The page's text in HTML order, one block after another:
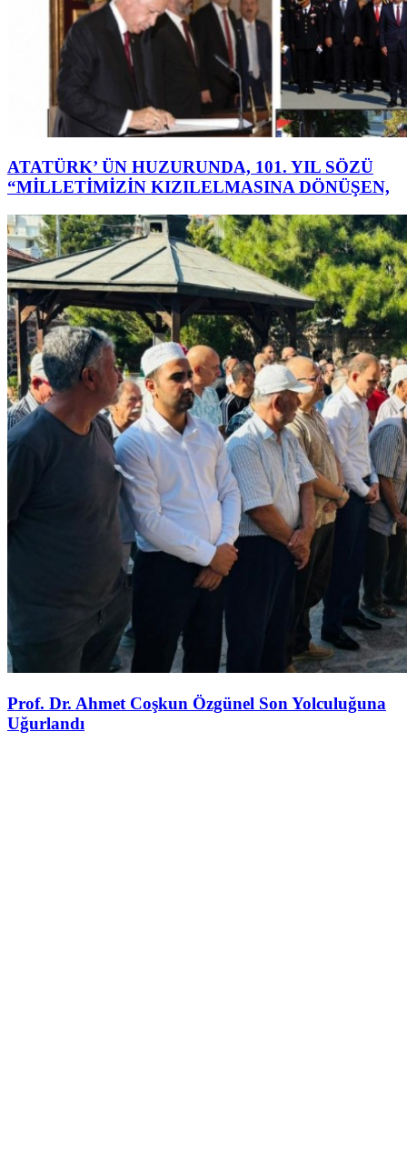
ATATÜRK’ ÜN HUZURUNDA, 101. YIL SÖZÜ
“MİLLETİMİZİN KIZILELMASINA DÖNÜŞEN,
Prof. Dr. Ahmet Coşkun Özgünel Son Yolculuğuna
Uğurlandı